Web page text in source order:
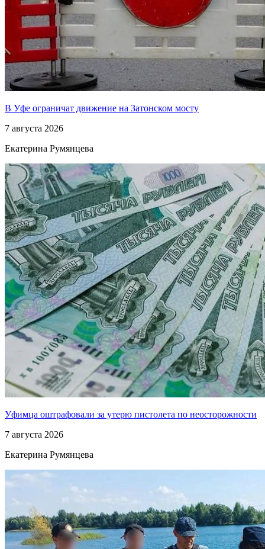
В Уфе ограничат движение на Затонском мосту
7 августа 2026
Екатерина Румянцева
Уфимца оштрафовали за утерю пистолета по неосторожности
7 августа 2026
Екатерина Румянцева